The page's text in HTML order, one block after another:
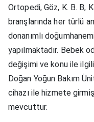
Ortopedi, Göz, K. B. B,
branşlarında her türlü
donanımlı
yapılmaktadır. Bebek
değişimi ve konu ile
Doğan Yoğun Bakım
cihazı ile hizmete
mevcuttur.